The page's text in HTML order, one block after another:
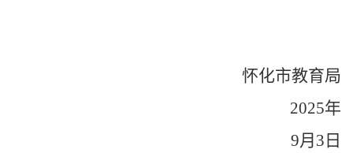
怀化市教育局
2025年
9月3日